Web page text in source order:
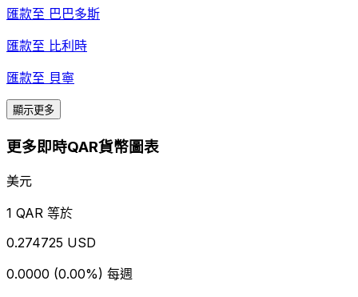
匯款至 巴巴多斯
匯款至 比利時
匯款至 貝寧
顯示更多
更多即時QAR貨幣圖表
美元
1 QAR 等於
0.274725 USD
0.0000 (0.00%) 每週